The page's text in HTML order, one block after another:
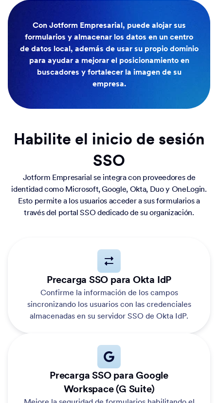
Con Jotform Empresarial, puede alojar sus
formularios y almacenar los datos en un centro
de datos local, además de usar su propio dominio
para ayudar a mejorar el posicionamiento en
buscadores y fortalecer la imagen de su
empresa.
Habilite el inicio de sesión
SSO
Jotform Empresarial se integra con proveedores de
identidad como Microsoft, Google, Okta, Duo y OneLogin.
Esto permite a los usuarios acceder a sus formularios a
través del portal SSO dedicado de su organización.
Precarga SSO para Okta IdP
Confirme la información de los campos
sincronizando los usuarios con las credenciales
almacenadas en su servidor SSO de Okta IdP.
Precarga SSO para Google
Workspace (G Suite)